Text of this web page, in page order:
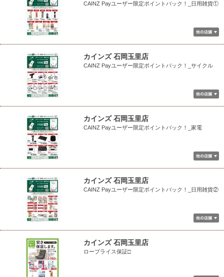
CAINZ Payユーザー限定ポイントバック！_日用雑貨①
カインズ 石岡玉里店
CAINZ Payユーザー限定ポイントバック！_サイクル
カインズ 石岡玉里店
CAINZ Payユーザー限定ポイントバック！_家電
カインズ 石岡玉里店
CAINZ Payユーザー限定ポイントバック！_日用雑貨②
カインズ 石岡玉里店
ロープライス保証□